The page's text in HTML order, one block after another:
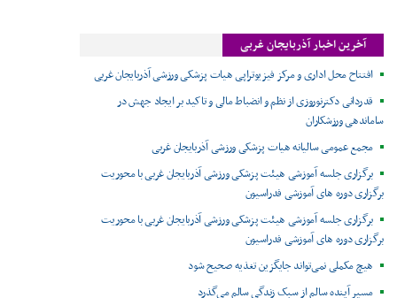
آخرین اخبار آذربایجان غربی
افتتاح محل اداری و مرکز فیزیوتراپی هیات پزشکی ورزشی آذربایجان غربی
قدردانی دکترنوروزی از نظم و انضباط مالی و تاکید بر ایجاد جهش در
ساماندهی ورزشکاران
مجمع عمومی سالیانه هیات پزشکی ورزشی آذربایجان غربی
برگزاری جلسه آموزشی هیئت پزشکی ورزشی آذربایجان غربی با محوریت
برگزاری دوره های آموزشی فدراسیون
برگزاری جلسه آموزشی هیئت پزشکی ورزشی آذربایجان غربی با محوریت
برگزاری دوره های آموزشی فدراسیون
هیچ مکملی نمی‌تواند جایگزین تغذیه صحیح شود
مسیر آینده سالم از سبک زندگی سالم می‌گذرد